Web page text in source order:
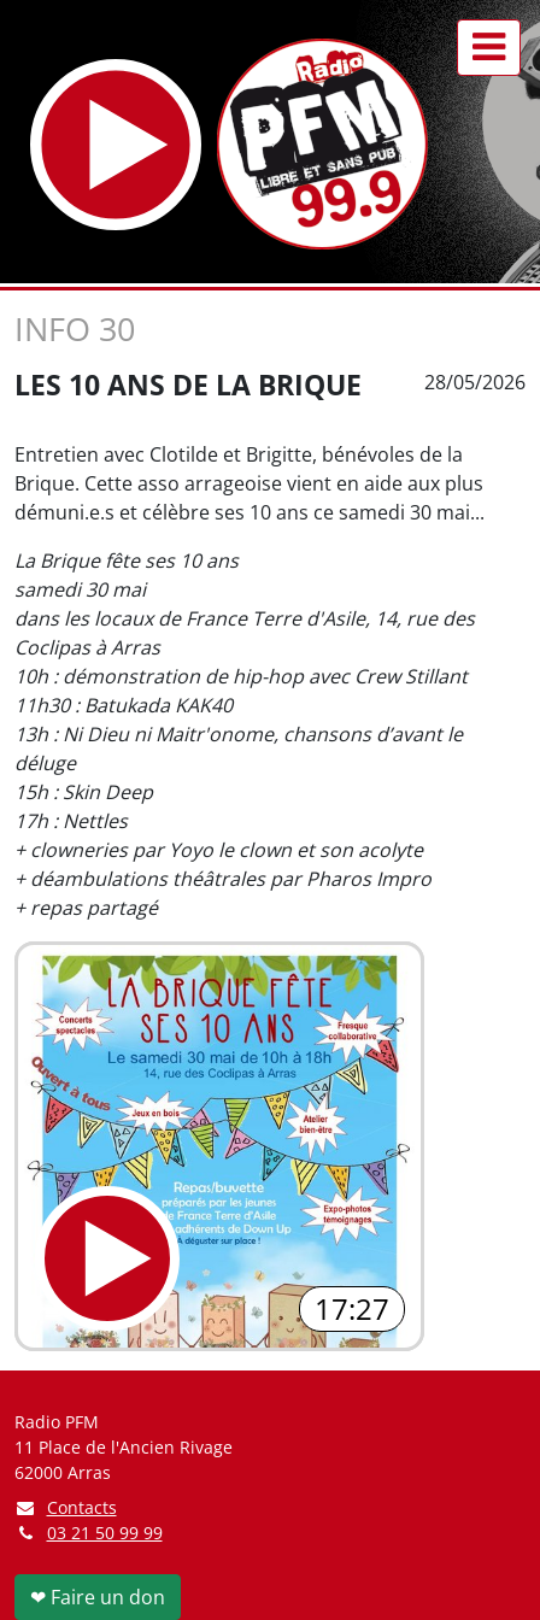
INFO 30
LES 10 ANS DE LA BRIQUE 28/05/2026
Entretien avec Clotilde et Brigitte, bénévoles de la
Brique. Cette asso arrageoise vient en aide aux plus
démuni.e.s et célèbre ses 10 ans ce samedi 30 mai...
La Brique fête ses 10 ans
samedi 30 mai
dans les locaux de France Terre d'Asile, 14, rue des
Coclipas à Arras
10h : démonstration de hip-hop avec Crew Stillant
11h30 : Batukada KAK40
13h : Ni Dieu ni Maitr'onome, chansons d’avant le
déluge
15h : Skin Deep
17h : Nettles
+ clowneries par Yoyo le clown et son acolyte
+ déambulations théâtrales par Pharos Impro
+ repas partagé
17:27
Radio PFM
11 Place de l'Ancien Rivage
62000 Arras
Contacts
03 21 50 99 99
❤ Faire un don